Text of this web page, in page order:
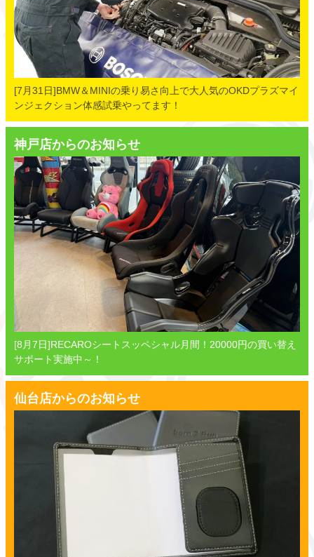
[7月31日]BMW＆MINIの乗り易さ向上で大人気のOKDプラズマイ
ンジェクション体感試乗やってます！
神戸店からのお知らせ
[8月7日]RECAROシートスッペシャル月間！20000円の買い替え
サポート実施中～！
仙台店からのお知らせ